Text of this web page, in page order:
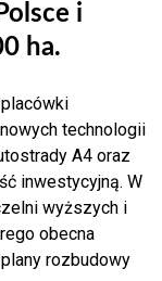
i
ha.
technologii
A4 oraz
inwestycyjną. W
wyższych i
obecna
rozbudowy